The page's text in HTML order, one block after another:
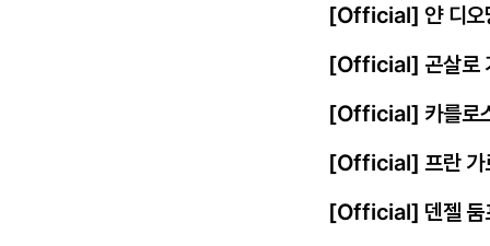
[Official] 얀 디오
[Official] 곤살로
[Official] 카를로
[Official] 프란 가
[Official] 덴젤 둠